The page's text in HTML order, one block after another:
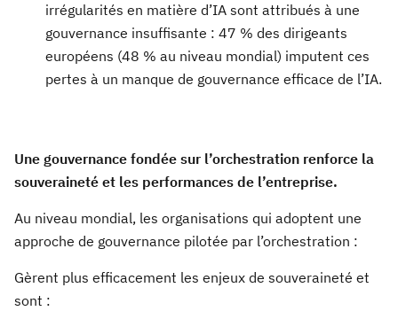
irrégularités en matière d’IA sont attribués à une
gouvernance insuffisante : 47 % des dirigeants
européens (48 % au niveau mondial) imputent ces
pertes à un manque de gouvernance efficace de l’IA.
Une gouvernance fondée sur l’orchestration renforce la
souveraineté et les performances de l’entreprise.
Au niveau mondial, les organisations qui adoptent une
approche de gouvernance pilotée par l’orchestration :
Gèrent plus efficacement les enjeux de souveraineté et
sont :